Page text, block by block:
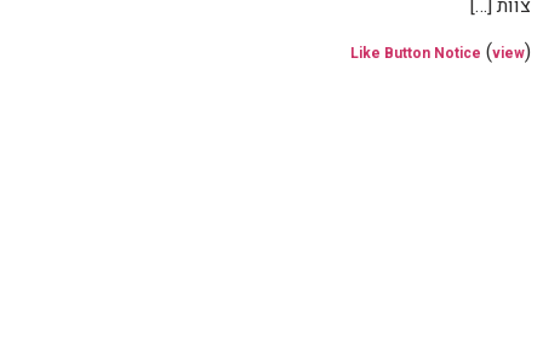
צוות […]
Like Button Notice (view)